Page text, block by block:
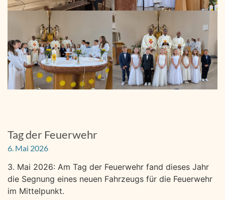
Tag der Feuerwehr
6. Mai 2026
3. Mai 2026: Am Tag der Feuerwehr fand dieses Jahr
die Segnung eines neuen Fahrzeugs für die Feuerwehr
im Mittelpunkt.